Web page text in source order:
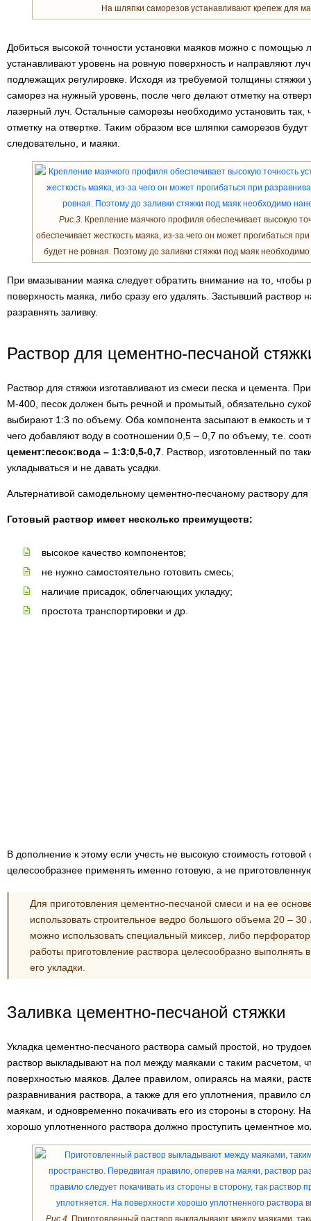
На шляпки саморезов устанавливают крепеж для
Добиться высокой точности установки маяков можно с помощью
устанавливают уровень на ровную поверхность и направляют
подлежащих регулировке. Исходя из требуемой толщины стяжки
саморез на нужный уровень, после чего делают отметку на
лазерный луч. Остальные саморезы необходимо установить так,
отметку на отвертке. Таким образом все шляпки саморезов
следовательно, и маяки.
Рис.3. Крепление маячкого профиля обеспечивает высокую
обеспечивает жесткость маяка, из-за чего он может прогибаться
будет не ровная. Поэтому до заливки стяжки под маяк
При вмазывании маяка следует обратить внимание на то, чтобы
поверхность маяка, либо сразу его удалять. Застывший раствор
разравнять заливку.
Раствор для цементно-песчаной
Раствор для стяжки изготавливают из смеси песка и цемента.
М-400, песок должен быть речной и промытый, обязательно
выбирают 1:3 по объему. Оба компонента засыпают в емкость и
чего добавляют воду в соотношении 0,5 – 0,7 по объему, т.е.
цемент:песок:вода – 1:3:0,5-0,7 . Раствор, изготовленный по
укладываться и не давать усадки.
Альтернативой самодельному цементно-песчаному раствору для
Готовый раствор имеет несколько преимуществ:
высокое качество компонентов;
не нужно самостоятельно готовить смесь;
наличие присадок, облегчающих укладку;
простота транспортировки и др.
В дополнение к этому если учесть не высокую стоимость
целесообразнее применять именно готовую, а не
Для приготовления цементно-песчаной смеси и на ее
использовать строительное ведро большого объема 20 –
можно использовать специальный миксер, либо
работы приготовление раствора целесообразно выполнять
его укладки.
Заливка цементно-песчаной стяжки
Укладка цементно-песчаного раствора самый простой, но
раствор выкладывают на пол между маяками с таким расчетом,
поверхностью маяков. Далее правилом, опираясь на маяки,
разравнивания раствора, а также для его уплотнения, правило
маякам, и одновременно покачивать его из стороны в сторону.
хорошо уплотненного раствора должно проступить цементное
Рис.4. Приготовленный раствор выкладывают между маяками,